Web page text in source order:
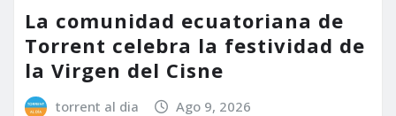
La comunidad ecuatoriana de
Torrent celebra la festividad de
la Virgen del Cisne
torrent al dia Ago 9, 2026